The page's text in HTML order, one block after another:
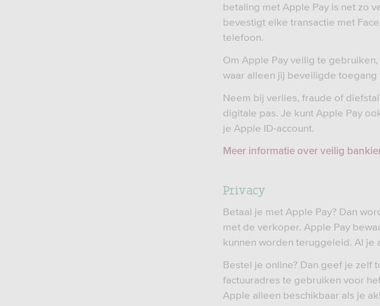
betaling met Apple Pay is net zo
bevestigt elke transactie met
telefoon.
Om Apple Pay veilig te
waar alleen jij beveiligde toegang
Neem bij verlies, fraude of
digitale pas. Je kunt Apple Pay
je Apple ID-account.
Meer informatie over veilig
Privacy
Betaal je met Apple Pay? Dan
met de verkoper. Apple Pay
kunnen worden teruggeleid. Al je
Bestel je online? Dan geef je zelf
factuuradres te gebruiken voor
Apple alleen beschikbaar als je